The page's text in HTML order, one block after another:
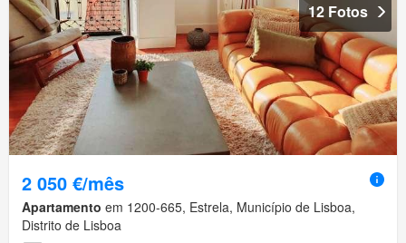
12 Fotos
2 050 €/mês
Apartamento em 1200-665, Estrela, Município de Lisboa,
Distrito de Lisboa